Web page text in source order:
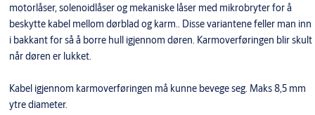
motorlåser, solenoidlåser og mekaniske låser med mikrobryter for å
beskytte kabel mellom dørblad og karm.. Disse variantene feller man inn
i bakkant for så å borre hull igjennom døren. Karmoverføringen blir skult
når døren er lukket.
Kabel igjennom karmoverføringen må kunne bevege seg. Maks 8,5 mm
ytre diameter.